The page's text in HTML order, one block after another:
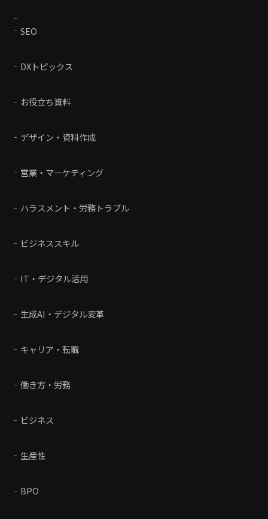
SEO
DXトピックス
お役立ち資料
デザイン・資料作成
営業・マーケティング
ハラスメント・労務トラブル
ビジネススキル
IT・デジタル活用
生成AI・デジタル変革
キャリア・転職
働き方・労務
ビジネス
生産性
BPO